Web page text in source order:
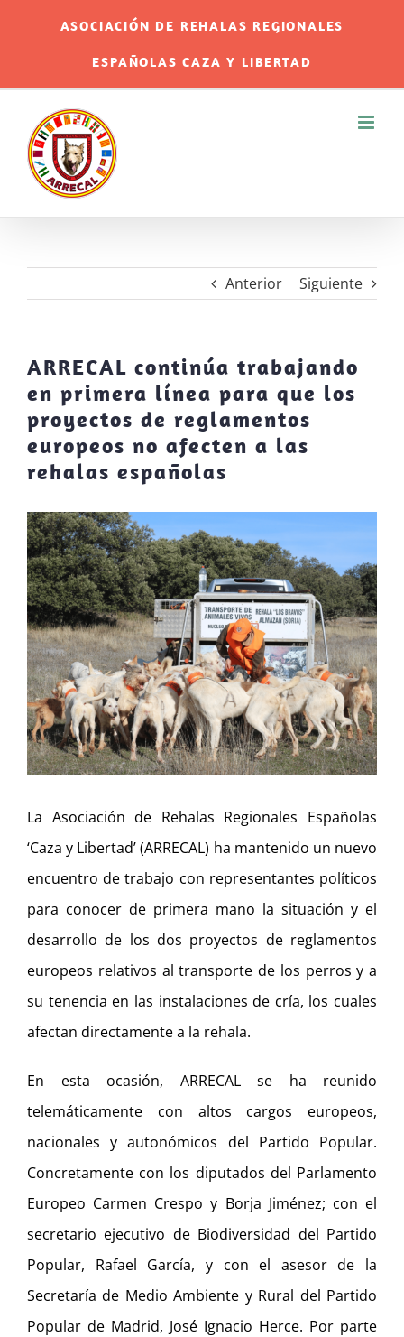
ASOCIACIÓN DE REHALAS REGIONALES
ESPAÑOLAS CAZA Y LIBERTAD
Anterior Siguiente
ARRECAL continúa trabajando
en primera línea para que los
proyectos de reglamentos
europeos no afecten a las
rehalas españolas
Ver
imagen
más
grande
La Asociación de Rehalas Regionales Españolas
‘Caza y Libertad’ (ARRECAL) ha mantenido un nuevo
encuentro de trabajo con representantes políticos
para conocer de primera mano la situación y el
desarrollo de los dos proyectos de reglamentos
europeos relativos al transporte de los perros y a
su tenencia en las instalaciones de cría, los cuales
afectan directamente a la rehala.
En esta ocasión, ARRECAL se ha reunido
telemáticamente con altos cargos europeos,
nacionales y autonómicos del Partido Popular.
Concretamente con los diputados del Parlamento
Europeo Carmen Crespo y Borja Jiménez; con el
secretario ejecutivo de Biodiversidad del Partido
Popular, Rafael García, y con el asesor de la
Secretaría de Medio Ambiente y Rural del Partido
Popular de Madrid, José Ignacio Herce. Por parte